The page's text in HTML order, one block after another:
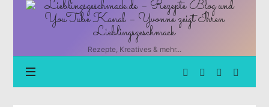
Lieblingsgeschmack.de
Rezepte
und
YouTube
Kanal
Rezepte, Kreatives & mehr...